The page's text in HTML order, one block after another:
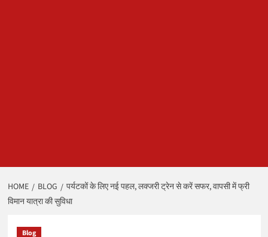
HOME BLOG
पर्यटकों के लिए नई पहल, लक्जरी ट्रेन से करें सफर, वापसी में फ्री
विमान यात्रा की सुविधा
Blog